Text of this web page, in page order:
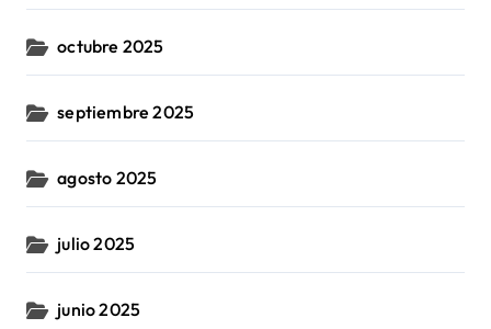
octubre 2025
septiembre 2025
agosto 2025
julio 2025
junio 2025